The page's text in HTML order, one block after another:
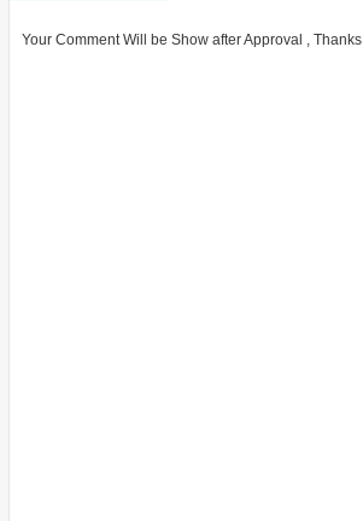
Your Comment Will be Show after Approval , Thanks